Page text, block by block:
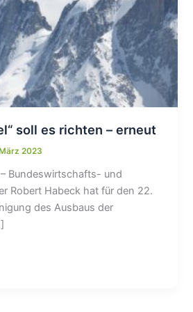
soll es richten – erneut
2023
Bundeswirtschafts- und
Robert Habeck hat für den 22.
des Ausbaus der